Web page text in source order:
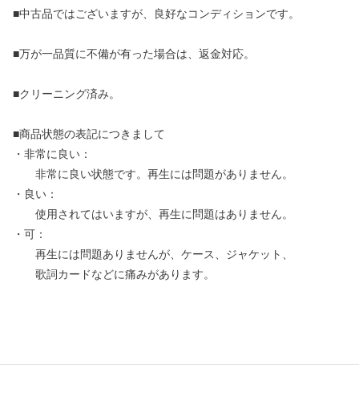
■中古品ではございますが、良好なコンディションです。
■万が一品質に不備が有った場合は、返金対応。
■クリーニング済み。
■商品状態の表記につきまして
・非常に良い：
非常に良い状態です。再生には問題がありません。
・良い：
使用されてはいますが、再生に問題はありません。
・可：
再生には問題ありませんが、ケース、ジャケット、
歌詞カードなどに痛みがあります。